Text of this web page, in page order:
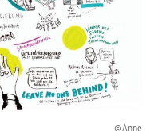
Anne